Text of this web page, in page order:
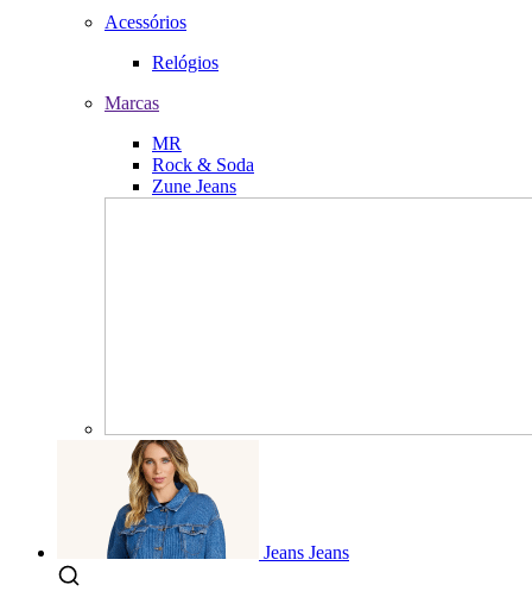
Acessórios
Relógios
Marcas
MR
Rock & Soda
Zune Jeans
Jeans Jeans